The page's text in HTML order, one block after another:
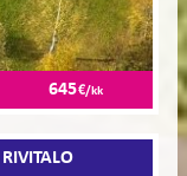
645€/kk
RIVITALO